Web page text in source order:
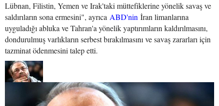
Lübnan, Filistin, Yemen ve Irak'taki müttefiklerine yönelik savaş ve
saldırıların sona ermesini", ayrıca ABD'nin İran limanlarına
uyguladığı abluka ve Tahran'a yönelik yaptırımların kaldırılmasını,
dondurulmuş varlıkların serbest bırakılmasını ve savaş zararları için
tazminat ödenmesini talep etti.